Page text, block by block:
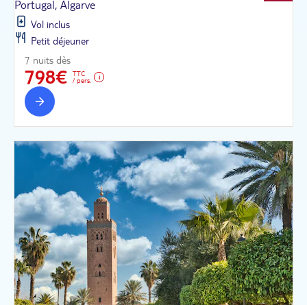
Portugal, Algarve
Vol inclus
Petit déjeuner
7 nuits dès
798€
TTC
/ pers.